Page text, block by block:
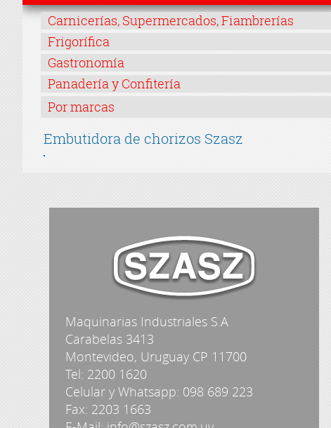
Carnicerías, Supermercados, Fiambrerías
Frigorífica
Gastronomía
Panadería y Confitería
Por marcas
Embutidora de chorizos Szasz
Maquinarias Industriales S.A
Carabelas 3413
Montevideo, Uruguay CP 11700
Tel: 2200 1620
Celular y Whatsapp: 098 689 223
Fax: 2203 1663